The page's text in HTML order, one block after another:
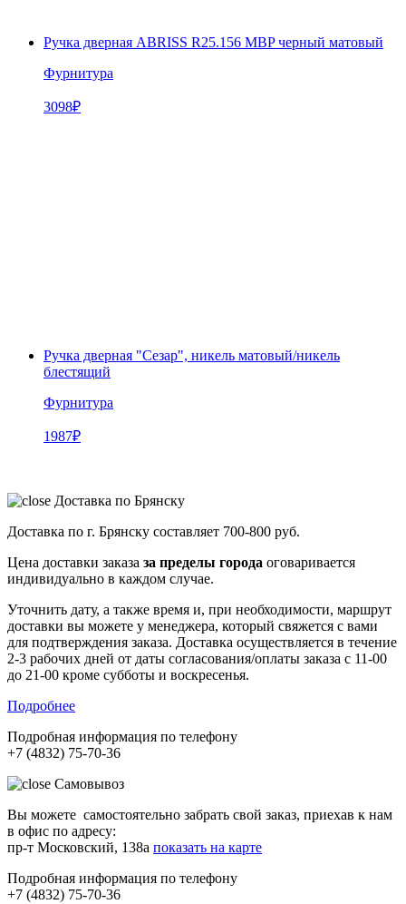
Ручка дверная ABRISS R25.156 MBP черный матовый
Фурнитура
3098₽
Ручка дверная "Сезар", никель матовый/никель
блестящий
Фурнитура
1987₽
Доставка по Брянску
Доставка по г. Брянску составляет 700-800 руб.
Цена доставки заказа за пределы города оговаривается
индивидуально в каждом случае.
Уточнить дату, а также время и, при необходимости, маршрут
доставки вы можете у менеджера, который свяжется с вами
для подтверждения заказа. Доставка осуществляется в течение
2-3 рабочих дней от даты согласования/оплаты заказа с 11-00
до 21-00 кроме субботы и воскресенья.
Подробнее
Подробная информация по телефону
+7 (4832) 75-70-36
Самовывоз
Вы можете самостоятельно забрать свой заказ, приехав к нам
в офис по адресу:
пр-т Московский, 138а показать на карте
Подробная информация по телефону
+7 (4832) 75-70-36